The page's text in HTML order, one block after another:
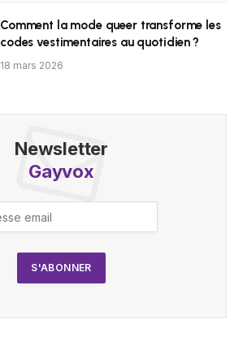
Comment la mode queer transforme les
codes vestimentaires au quotidien ?
18 mars 2026
Newsletter
Gayvox